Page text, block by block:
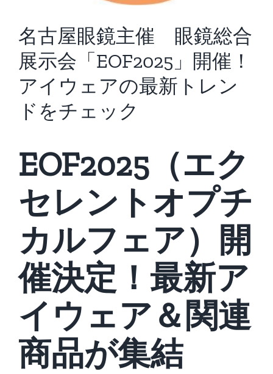
名古屋眼鏡主催 眼鏡総合
展示会「EOF2025」開催！
アイウェアの最新トレン
ドをチェック
EOF2025（エク
セレントオプチ
カルフェア）開
催決定！最新ア
イウェア＆関連
商品が集結